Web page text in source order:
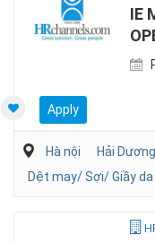
IE
Apply
Hà nội Hải Dương
Dệt may/ Sợi/ Giầy da